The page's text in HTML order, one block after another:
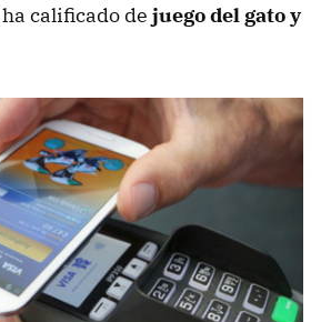
calificado de juego del gato y